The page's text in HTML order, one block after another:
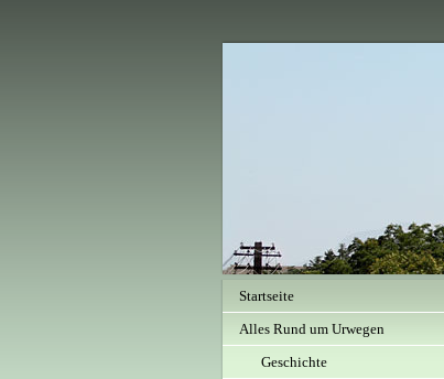
Startseite
Alles Rund um Urwegen
Geschichte